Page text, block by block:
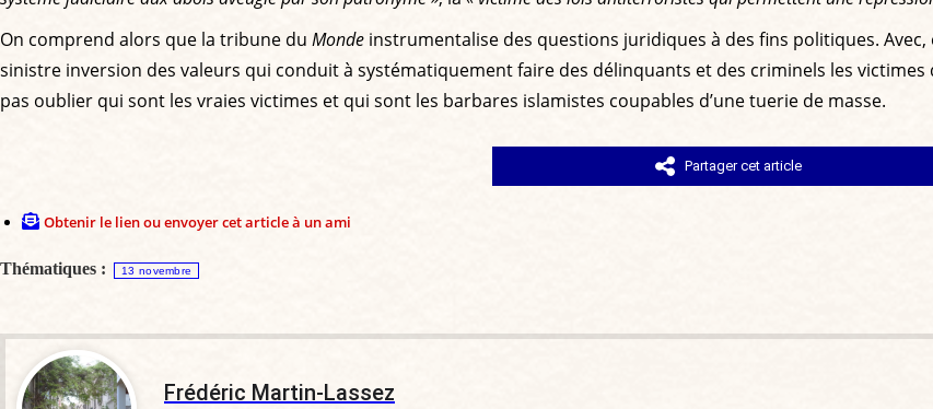
On comprend alors que la tribune du Monde instrumentalise des questions juridiques à des fins politiques.
sinistre inversion des valeurs qui conduit à systématiquement faire des délinquants et des criminels les
pas oublier qui sont les vraies victimes et qui sont les barbares islamistes coupables d’une tuerie de masse.
Partager cet article
Obtenir le lien ou envoyer cet article à un ami
Thématiques : 13 novembre
Frédéric Martin-Lassez